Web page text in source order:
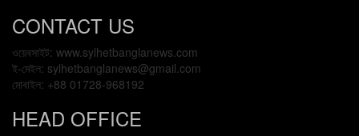
CONTACT US
ওয়েবসাইট: www.sylhetbanglanews.com
ই-মেইল: sylhetbanglanews@gmail.com
মোবাইল: +88 01728-968192
HEAD OFFICE